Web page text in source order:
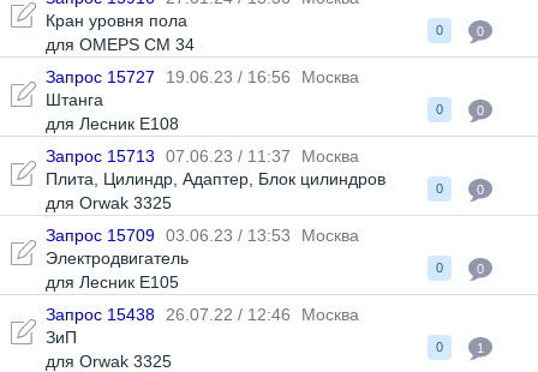
Кран уровня пола
для OMEPS CM 34
0 0
Запрос 15727 19.06.23 / 16:56
Москва
Штанга
для Лесник Е108
0 0
Запрос 15713 07.06.23 / 11:37
Москва
Плита
Цилиндр Адаптер Блок цилиндров
для Orwak 3325
0 0
Запрос 15709 03.06.23 / 13:53
Москва
Электродвигатель
для Лесник Е105
0 0
Запрос 15438 26.07.22 / 12:46
Москва
ЗиП
для Orwak 3325
0 1